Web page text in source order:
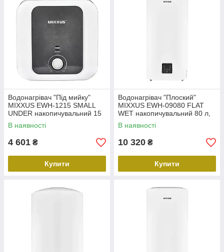
Водонагрівач "Під мийку"
MIXXUS EWH-1215 SMALL
UNDER накопичувальний 15
л, мокрий тен 1,5 kW
(WH0605)
В наявності
4 601 ₴
Купити
Водонагрівач "Плоский"
MIXXUS EWH-09080 FLAT
WET накопичувальний 80 л,
мокрий тен 2 kW (WH0595)
В наявності
10 320 ₴
Купити